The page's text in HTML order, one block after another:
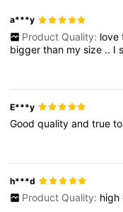
a***y
Product Quality: love
biggerthan mysize .. I
E***y
Goodqualityandtrue
h***d
Product Quality: high